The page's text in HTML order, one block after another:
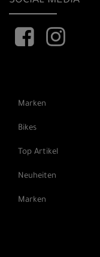
Marken
Bikes
Top Artikel
Neuheiten
Marken